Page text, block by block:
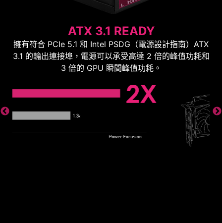
ATX 3.1 READY
擁有符合 PCIe 5.1 和 Intel PSDG（電源設計指南）ATX
3.1 的輸出連接埠，電源可以承受高達 2 倍的峰值功耗和
3 倍的 GPU 瞬間峰值功耗。
3X
GPU 峰值功耗